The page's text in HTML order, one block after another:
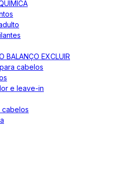
BALANÇO EXCLUIR
cabelos
e leave-in
cabelos